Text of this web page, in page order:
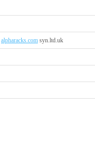
alpharacks.com syn.ltd.uk